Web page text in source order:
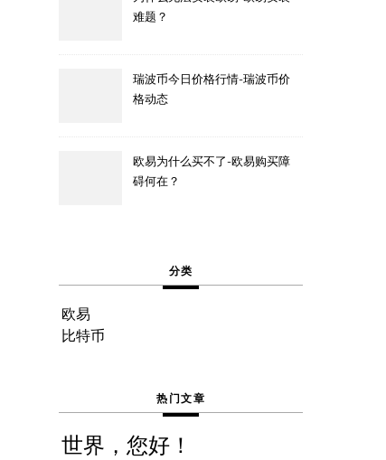
难题？
瑞波币今日价格行情-瑞波币价
格动态
欧易为什么买不了-欧易购买障
碍何在？
分类
欧易
比特币
热门文章
世界，您好！